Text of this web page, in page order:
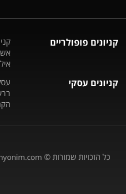
קניונים פופולריים
קניונים עסקי
כל הזכויות שמורות ©